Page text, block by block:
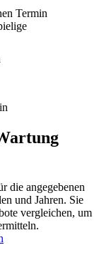
Termin
die angegebenen
und Jahren. Sie
vergleichen, um